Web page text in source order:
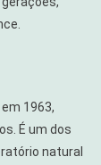
1963,
É um dos
natural